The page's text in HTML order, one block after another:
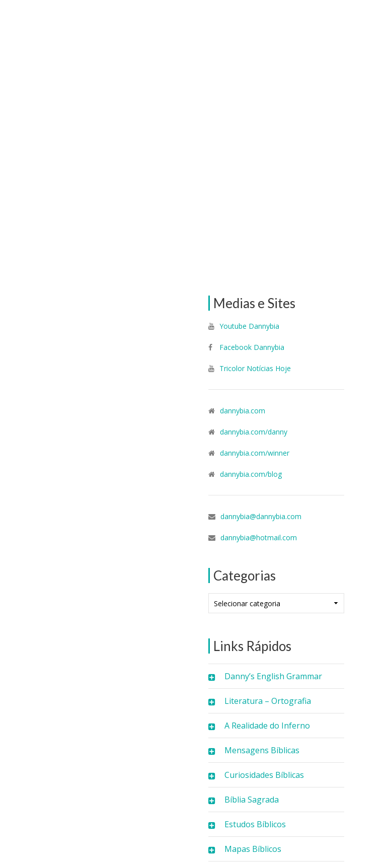
Medias e Sites
Youtube Dannybia
Facebook Dannybia
Tricolor Notícias Hoje
dannybia.com
dannybia.com/danny
dannybia.com/winner
dannybia.com/blog
dannybia@dannybia.com
dannybia@hotmail.com
Categorias
Links Rápidos
Danny’s English Grammar
Literatura – Ortografia
A Realidade do Inferno
Mensagens Bíblicas
Curiosidades Bíblicas
Bíblia Sagrada
Estudos Bíblicos
Mapas Bíblicos